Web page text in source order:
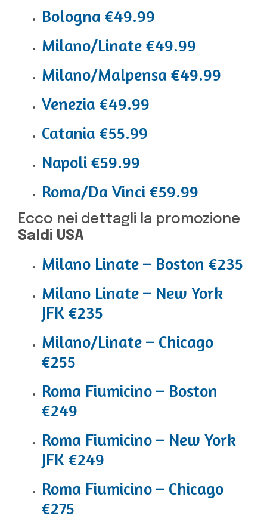
Bologna €49.99
Milano/Linate €49.99
Milano/Malpensa €49.99
Venezia €49.99
Catania €55.99
Napoli €59.99
Roma/Da Vinci €59.99
Ecco nei dettagli la promozione
Saldi USA
Milano Linate – Boston €235
Milano Linate – New York
JFK €235
Milano/Linate – Chicago
€255
Roma Fiumicino – Boston
€249
Roma Fiumicino – New York
JFK €249
Roma Fiumicino – Chicago
€275